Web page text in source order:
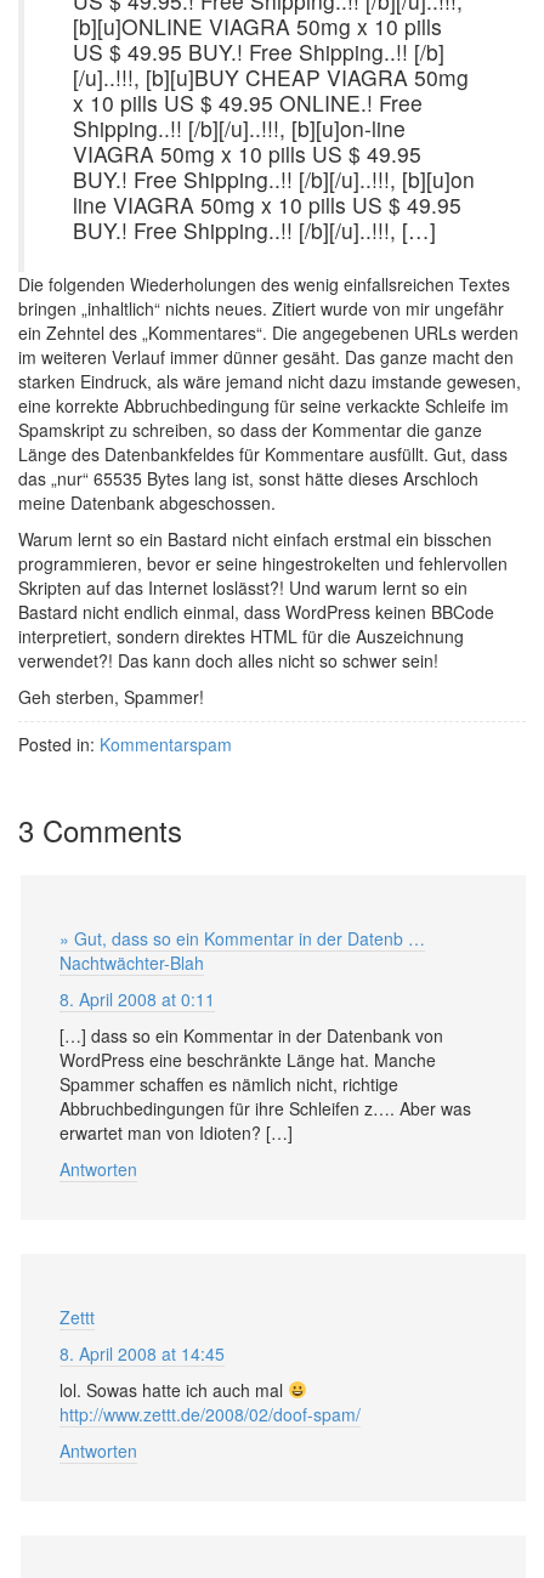
[b][u]ONLINE VIAGRA 50mg x 10 pills
US $ 49.95 BUY.! Free Shipping..!! [/b]
[/u]..!!!, [b][u]BUY CHEAP VIAGRA 50mg
x 10 pills US $ 49.95 ONLINE.! Free
Shipping..!! [/b][/u]..!!!, [b][u]on-line
VIAGRA 50mg x 10 pills US $ 49.95
BUY.! Free Shipping..!! [/b][/u]..!!!, [b][u]on
line VIAGRA 50mg x 10 pills US $ 49.95
BUY.! Free Shipping..!! [/b][/u]..!!!, […]
Die folgenden Wiederholungen des wenig einfallsreichen Textes
bringen „inhaltlich“ nichts neues. Zitiert wurde von mir ungefähr
ein Zehntel des „Kommentares“. Die angegebenen URLs werden
im weiteren Verlauf immer dünner gesäht. Das ganze macht den
starken Eindruck, als wäre jemand nicht dazu imstande gewesen,
eine korrekte Abbruchbedingung für seine verkackte Schleife im
Spamskript zu schreiben, so dass der Kommentar die ganze
Länge des Datenbankfeldes für Kommentare ausfüllt. Gut, dass
das „nur“ 65535 Bytes lang ist, sonst hätte dieses Arschloch
meine Datenbank abgeschossen.
Warum lernt so ein Bastard nicht einfach erstmal ein bisschen
programmieren, bevor er seine hingestrokelten und fehlervollen
Skripten auf das Internet loslässt?! Und warum lernt so ein
Bastard nicht endlich einmal, dass WordPress keinen BBCode
interpretiert, sondern direktes HTML für die Auszeichnung
verwendet?! Das kann doch alles nicht so schwer sein!
Geh sterben, Spammer!
Posted in: Kommentarspam
3 Comments
» Gut, dass so ein Kommentar in der Datenb …
Nachtwächter-Blah
8. April 2008 at 0:11
[…] dass so ein Kommentar in der Datenbank von
WordPress eine beschränkte Länge hat. Manche
Spammer schaffen es nämlich nicht, richtige
Abbruchbedingungen für ihre Schleifen z…. Aber was
erwartet man von Idioten? […]
Antworten
Zettt
8. April 2008 at 14:45
lol. Sowas hatte ich auch mal
http://www.zettt.de/2008/02/doof-spam/
Antworten